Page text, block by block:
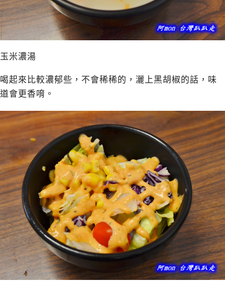
玉米濃湯
喝起來比較濃郁些，不會稀稀的，灑上黑胡椒的話，味
道會更香唷。